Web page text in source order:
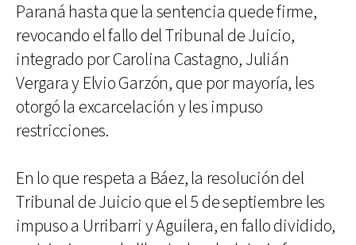
Paraná hasta que la sentencia quede firme,
revocando el fallo del Tribunal de Juicio,
integrado por Carolina Castagno, Julián
Vergara y Elvio Garzón, que por mayoría, les
otorgó la excarcelación y les impuso
restricciones.
En lo que respeta a Báez, la resolución del
Tribunal de Juicio que el 5 de septiembre les
impuso a Urribarri y Aguilera, en fallo dividido,